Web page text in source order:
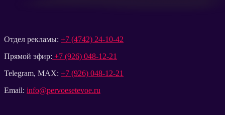
Отдел рекламы: +7 (4742) 24-10-42
Прямой эфир: +7 (926) 048-12-21
Telegram, MAX: +7 (926) 048-12-21
Email: info@pervoesetevoe.ru